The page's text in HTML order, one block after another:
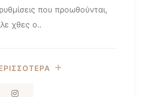
που προωθούνται,
χθες ο..